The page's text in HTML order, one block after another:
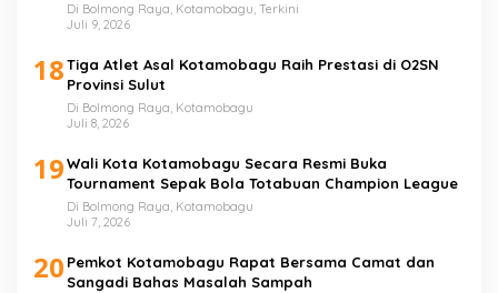
Di Bolmong Raya, Kotamobagu, Terkini
Juli 9, 2026
18Tiga Atlet Asal Kotamobagu Raih Prestasi di O2SN
Provinsi Sulut
Di Bolmong Raya, Kotamobagu
Juli 8, 2026
19Wali Kota Kotamobagu Secara Resmi Buka
Tournament Sepak Bola Totabuan Champion League
Di Bolmong Raya, Kotamobagu
Juli 7, 2026
20 Pemkot Kotamobagu Rapat Bersama Camat dan
Sangadi Bahas Masalah Sampah